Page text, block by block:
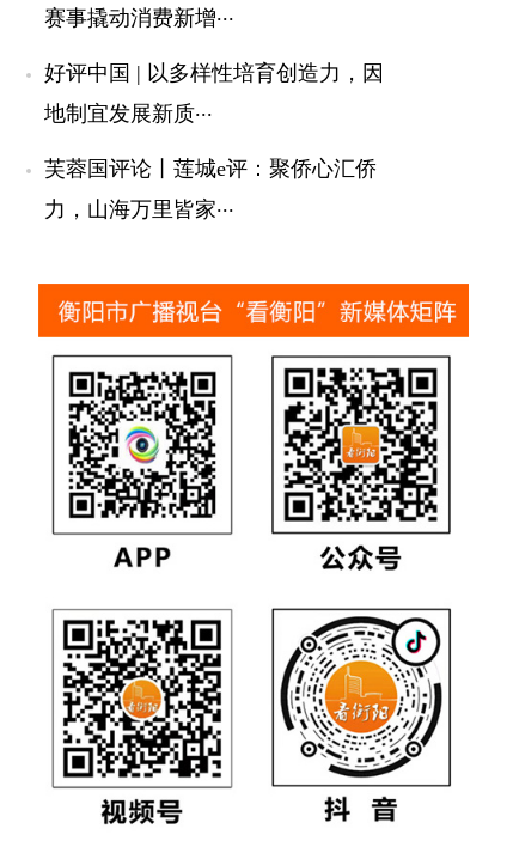
赛事撬动消费新增...
好评中国 | 以多样性培育创造力，因
地制宜发展新质...
芙蓉国评论丨莲城e评：聚侨心汇侨
力，山海万里皆家...